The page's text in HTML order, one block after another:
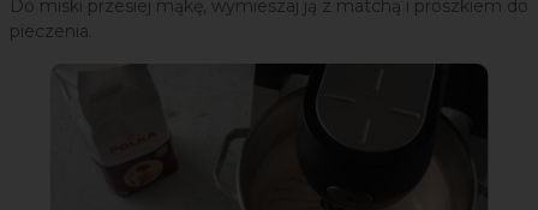
Do miski przesiej mąkę, wymieszaj ją z matchą i proszkiem do
pieczenia.